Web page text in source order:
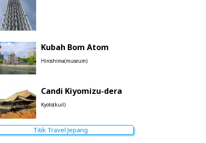
Kubah Bom Atom
Hiroshima(museum)
Candi Kiyomizu-dera
Kyoto(kuil)
Titik Travel Jepang